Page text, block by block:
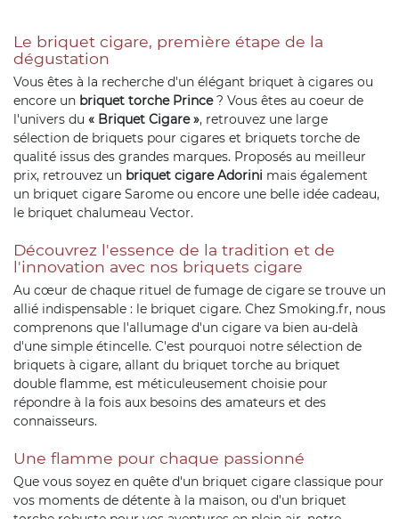
Le briquet cigare, première étape de la
dégustation
Vous êtes à la recherche d'un élégant briquet à cigares ou
encore un briquet torche Prince? Vous êtes au coeur de
l'univers du « Briquet Cigare », retrouvez une large
sélection de briquets pour cigares et briquets torche de
qualité issus des grandes marques. Proposés au meilleur
prix, retrouvez un briquet cigare Adorini mais également
un briquet cigare Sarome ou encore une belle idée cadeau,
le briquet chalumeau Vector.
Découvrez l'essence de la tradition et de
l'innovation avec nos briquets cigare
Au cœur de chaque rituel de fumage de cigare se trouve un
allié indispensable : le briquet cigare. Chez Smoking.fr, nous
comprenons que l'allumage d'un cigare va bien au-delà
d'une simple étincelle. C'est pourquoi notre sélection de
briquets à cigare, allant du briquet torche au briquet
double flamme, est méticuleusement choisie pour
répondre à la fois aux besoins des amateurs et des
connaisseurs.
Une flamme pour chaque passionné
Que vous soyez en quête d'un briquet cigare classique pour
vos moments de détente à la maison, ou d'un briquet